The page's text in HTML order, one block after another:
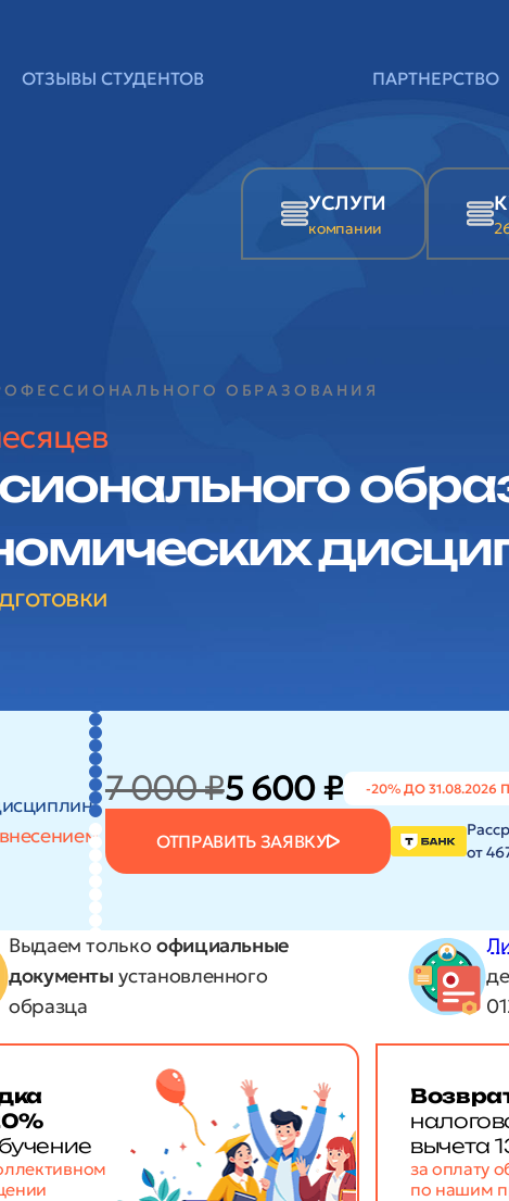
ОТЗЫВЫ СТУДЕНТОВ ПАРТНЕРСТВО
УСЛУГИ
компании
ОБРАЗОВАНИЯ
7 000 ₽5 600 ₽ -20% ДО
ОТПРАВИТЬ ЗАЯВКУ
от
Выдаем только официальные
документы установленного
образца
вычета
за оплату
по нашим